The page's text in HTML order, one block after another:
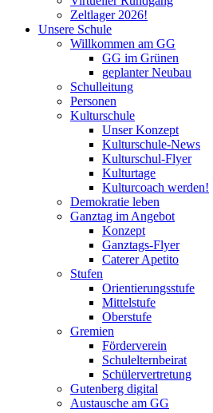
Zeltlager 2026!
Unsere Schule
Willkommen am GG
GG im Grünen
geplanter Neubau
Schulleitung
Personen
Kulturschule
Unser Konzept
Kulturschule-News
Kulturschul-Flyer
Kulturtage
Kulturcoach werden!
Demokratie leben
Ganztag im Angebot
Konzept
Ganztags-Flyer
Caterer Apetito
Stufen
Orientierungsstufe
Mittelstufe
Oberstufe
Gremien
Förderverein
Schulelternbeirat
Schülervertretung
Gutenberg digital
Austausche am GG